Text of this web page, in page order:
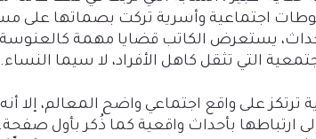
اجتماعية وأسرية تركت بصماتها على
يستعرض الكاتب قضايا مهمة كالعنوسة،
التي تثقل كاهل الأفراد، لا سيما النساء.
ترتكز على واقع اجتماعي واضح المعالم، إلا
ارتباطها بأحداث واقعية كما ذُكر بأول